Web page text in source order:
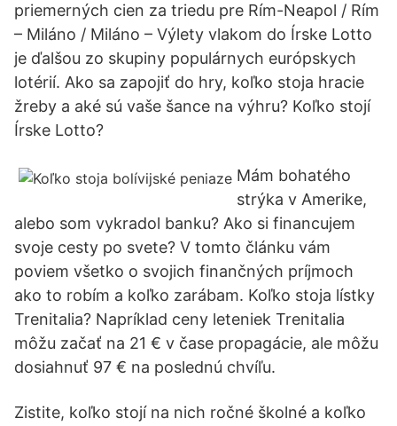
priemerných cien za triedu pre Rím-Neapol / Rím
– Miláno / Miláno – Výlety vlakom do Írske Lotto
je ďalšou zo skupiny populárnych európskych
lotérií. Ako sa zapojiť do hry, koľko stoja hracie
žreby a aké sú vaše šance na výhru? Koľko stojí
Írske Lotto?
Mám bohatého
strýka v Amerike,
alebo som vykradol banku? Ako si financujem
svoje cesty po svete? V tomto článku vám
poviem všetko o svojich finančných príjmoch
ako to robím a koľko zarábam. Koľko stoja lístky
Trenitalia? Napríklad ceny leteniek Trenitalia
môžu začať na 21 € v čase propagácie, ale môžu
dosiahnuť 97 € na poslednú chvíľu.
Zistite, koľko stojí na nich ročné školné a koľko